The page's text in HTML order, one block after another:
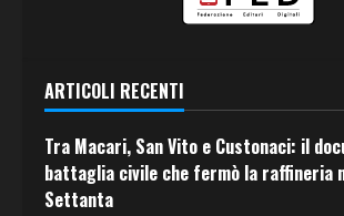
ARTICOLI RECENTI
Tra Macari, San Vito e Custonaci: il
battaglia civile che fermò la raffineria
Settanta